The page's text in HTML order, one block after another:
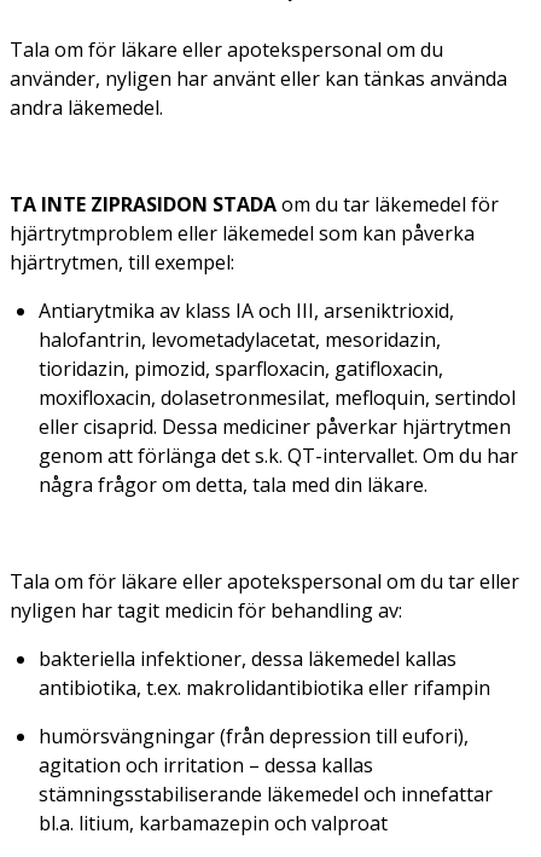
Tala om för läkare eller apotekspersonal om du
använder, nyligen har använt eller kan tänkas använda
andra läkemedel.
TA INTE ZIPRASIDON STADAom du tar läkemedel för
hjärtrytmproblem eller läkemedel som kan påverka
hjärtrytmen, till exempel:
Antiarytmika av klass IA och III, arseniktrioxid,
halofantrin, levometadylacetat, mesoridazin,
tioridazin, pimozid, sparfloxacin, gatifloxacin,
moxifloxacin, dolasetronmesilat, mefloquin, sertindol
eller cisaprid. Dessa mediciner påverkar hjärtrytmen
genom att förlänga det s.k. QT-intervallet. Om du har
några frågor om detta, tala med din läkare.
Tala om för läkare eller apotekspersonal om du tar eller
nyligen har tagit medicin för behandling av:
bakteriella infektioner, dessa läkemedel kallas
antibiotika, t.ex. makrolidantibiotika eller rifampin
humörsvängningar (från depression till eufori),
agitation och irritation – dessa kallas
stämningsstabiliserande läkemedel och innefattar
bl.a. litium, karbamazepin och valproat